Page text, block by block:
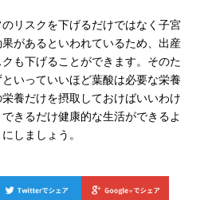
リスクを下げるだけではなく子宮
があるといわれているため、出産
も下げることができます。そのた
いっていいほど葉酸は必要な栄養
養だけを摂取しておけばいいわけ
きるだけ健康的な生活ができるよ
しましょう。